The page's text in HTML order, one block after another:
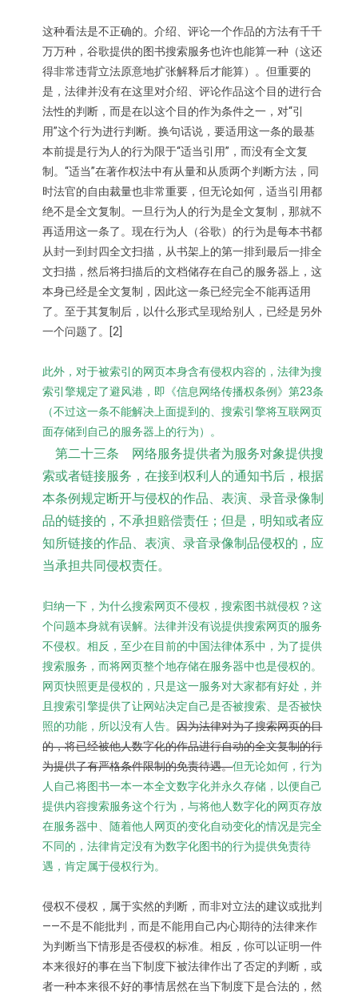
这种看法是不正确的。介绍、评论一个作品的方法有千千
万万种，谷歌提供的图书搜索服务也许也能算一种（这还
得非常违背立法原意地扩张解释后才能算）。但重要的
是，法律并没有在这里对介绍、评论作品这个目的进行合
法性的判断，而是在以这个目的作为条件之一，对“引
用”这个行为进行判断。换句话说，要适用这一条的最基
本前提是行为人的行为限于“适当引用”，而没有全文复
制。“适当”在著作权法中有从量和从质两个判断方法，同
时法官的自由裁量也非常重要，但无论如何，适当引用都
绝不是全文复制。一旦行为人的行为是全文复制，那就不
再适用这一条了。现在行为人（谷歌）的行为是每本书都
从封一到封四全文扫描，从书架上的第一排到最后一排全
文扫描，然后将扫描后的文档储存在自己的服务器上，这
本身已经是全文复制，因此这一条已经完全不能再适用
了。至于其复制后，以什么形式呈现给别人，已经是另外
一个问题了。[2]
此外，对于被索引的网页本身含有侵权内容的，法律为搜
索引擎规定了避风港，即《信息网络传播权条例》第23条
（不过这一条不能解决上面提到的、搜索引擎将互联网页
面存储到自己的服务器上的行为）。
第二十三条 网络服务提供者为服务对象提供搜
索或者链接服务，在接到权利人的通知书后，根据
本条例规定断开与侵权的作品、表演、录音录像制
品的链接的，不承担赔偿责任；但是，明知或者应
知所链接的作品、表演、录音录像制品侵权的，应
当承担共同侵权责任。
归纳一下，为什么搜索网页不侵权，搜索图书就侵权？这
个问题本身就有误解。法律并没有说提供搜索网页的服务
不侵权。相反，至少在目前的中国法律体系中，为了提供
搜索服务，而将网页整个地存储在服务器中也是侵权的。
网页快照更是侵权的，只是这一服务对大家都有好处，并
且搜索引擎提供了让网站决定自己是否被搜索、是否被快
照的功能，所以没有人告。因为法律对为了搜索网页的目
的，将已经被他人数字化的作品进行自动的全文复制的行
为提供了有严格条件限制的免责待遇。但无论如何，行为
人自己将图书一本一本全文数字化并永久存储，以便自己
提供内容搜索服务这个行为，与将他人数字化的网页存放
在服务器中、随着他人网页的变化自动变化的情况是完全
不同的，法律肯定没有为数字化图书的行为提供免责待
遇，肯定属于侵权行为。
侵权不侵权，属于实然的判断，而非对立法的建议或批判
——不是不能批判，而是不能用自己内心期待的法律来作
为判断当下情形是否侵权的标准。相反，你可以证明一件
本来很好的事在当下制度下被法律作出了否定的判断，或
者一种本来很不好的事情居然在当下制度下是合法的，然